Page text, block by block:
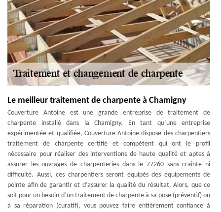
Le meilleur traitement de charpente à Chamigny
Couverture Antoine est une grande entreprise de traitement de
charpente installé dans la Chamigny. En tant qu’une entreprise
expérimentée et qualifiée, Couverture Antoine dispose des charpentiers
traitement de charpente certifié et compétent qui ont le profil
nécessaire pour réaliser des interventions de haute qualité et aptes à
assurer les ouvrages de charpenteries dans le 77260 sans crainte ni
difficulté. Aussi, ces charpentiers seront équipés des équipements de
pointe afin de garantir et d’assurer la qualité du résultat. Alors, que ce
soit pour un besoin d’un traitement de charpente à sa pose (préventif) ou
à sa réparation (curatif), vous pouvez faire entièrement confiance à